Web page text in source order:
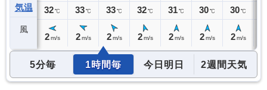
気温
風
32℃ 32℃
2 m/s
33℃
2 m/s
33℃
2 m/s
32℃
2 m/s
31℃
2 m/s
30℃
2 m/s
30℃
2 m/s
5分毎 1時間毎 今日明日 2週間天気